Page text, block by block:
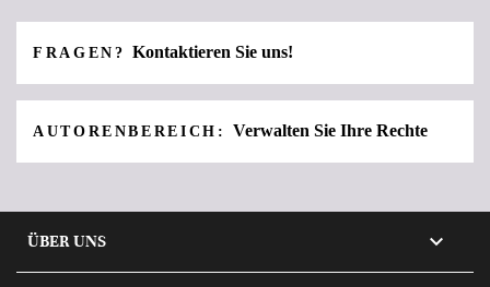
FRAGEN? Kontaktieren Sie uns!
AUTORENBEREICH: Verwalten Sie Ihre Rechte
ÜBER UNS 